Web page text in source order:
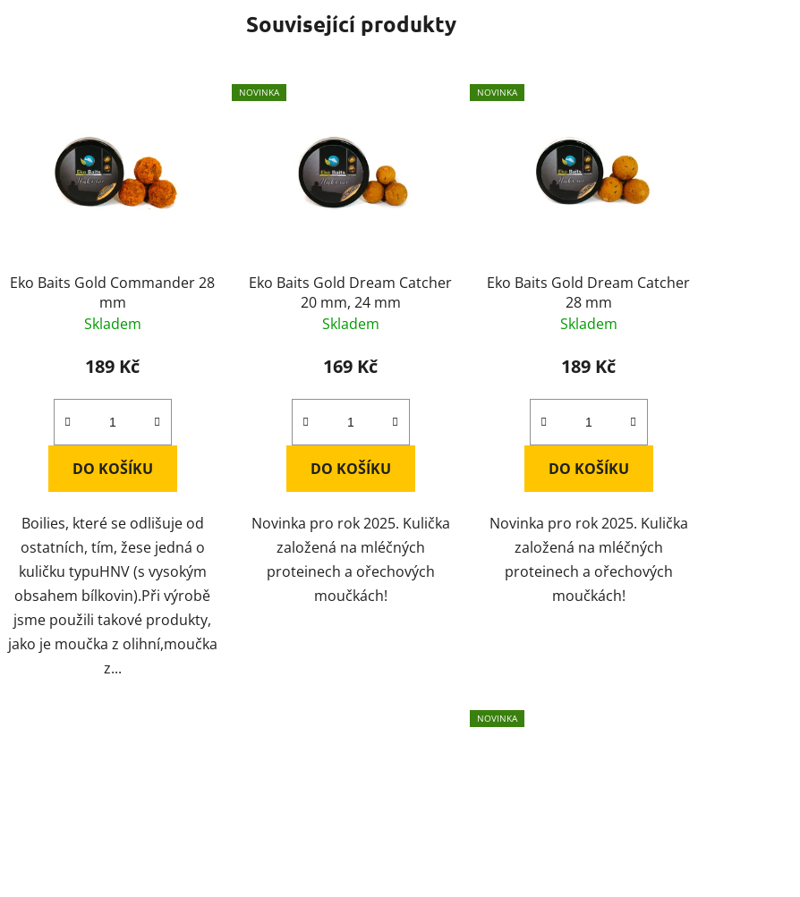
Související produkty
Eko Baits Gold Commander 28
mm
Skladem
189 Kč
DO KOŠÍKU
Boilies, které se odlišuje od
ostatních, tím, žese jedná o
kuličku typuHNV (s vysokým
obsahem bílkovin).Při výrobě
jsme použili takové produkty,
jako je moučka z olihní,moučka
z...
NOVINKA
Eko Baits Gold Dream Catcher
20 mm, 24 mm
Skladem
169 Kč
DO KOŠÍKU
Novinka pro rok 2025. Kulička
založená na mléčných
proteinech a ořechových
moučkách!
NOVINKA
Eko Baits Gold Dream Catcher
28 mm
Skladem
189 Kč
DO KOŠÍKU
Novinka pro rok 2025. Kulička
založená na mléčných
proteinech a ořechových
moučkách!
NOVINKA